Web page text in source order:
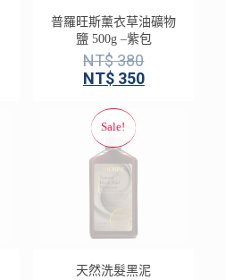
普羅旺斯薰衣草油礦物
鹽 500g –紫包
NT$380
NT$350
天然洗髮黑泥